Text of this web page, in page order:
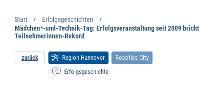
Start
Erfolgsgeschichten
Mädchen*-und-Technik-Tag: Erfolgsveranstaltung seit 2009 bricht
Teilnehmerinnen-Rekord
zurück Region Hannover
Robotics City
Erfolgsgeschichte